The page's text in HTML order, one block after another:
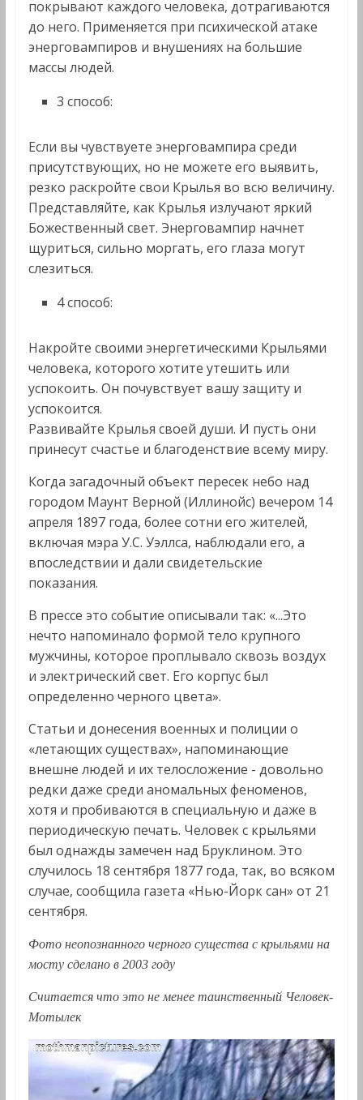
покрывают каждого человека, дотрагиваются
до него. Применяется при психической атаке
энерговампиров и внушениях на большие
массы людей.
3 способ:
Если вы чувствуете энерговампира среди
присутствующих, но не можете его выявить,
резко раскройте свои Крылья во всю величину.
Представляйте, как Крылья излучают яркий
Божественный свет. Энерговампир начнет
щуриться, сильно моргать, его глаза могут
слезиться.
4 способ:
Накройте своими энергетическими Крыльями
человека, которого хотите утешить или
успокоить. Он почувствует вашу защиту и
успокоится.
Развивайте Крылья своей души. И пусть они
принесут счастье и благоденствие всему миру.
Когда загадочный объект пересек небо над
городом Маунт Верной (Иллинойс) вечером 14
апреля 1897 года, более сотни его жителей,
включая мэра У.С. Уэллса, наблюдали его, а
впоследствии и дали свидетельские
показания.
В прессе это событие описывали так: «...Это
нечто напоминало формой тело крупного
мужчины, которое проплывало сквозь воздух
и электрический свет. Его корпус был
определенно черного цвета».
Статьи и донесения военных и полиции о
«летающих существах», напоминающие
внешне людей и их телосложение - довольно
редки даже среди аномальных феноменов,
хотя и пробиваются в специальную и даже в
периодическую печать. Человек с крыльями
был однажды замечен над Бруклином. Это
случилось 18 сентября 1877 года, так, во всяком
случае, сообщила газета «Нью-Йорк сан» от 21
сентября.
Фото неопознанного черного существа с крыльями на
мосту сделано в 2003 году
Считается что это не менее таинственный Человек-
Мотылек